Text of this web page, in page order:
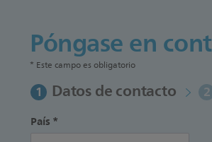
Póngase en
* Este campo es obligatorio
1 Datos de contacto 2
País